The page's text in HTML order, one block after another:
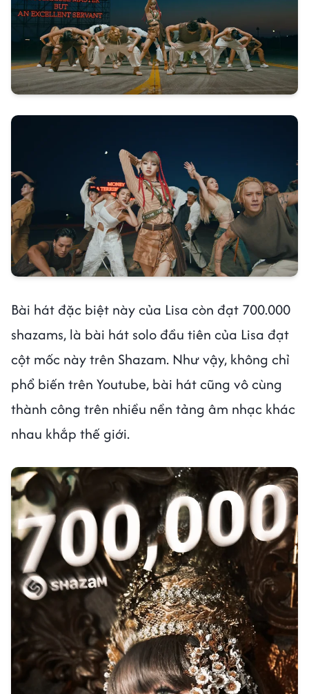
Bài hát đặc biệt này của Lisa còn đạt 700.000
shazams, là bài hát solo đầu tiên của Lisa đạt
cột mốc này trên Shazam. Như vậy, không chỉ
phổ biến trên Youtube, bài hát cũng vô cùng
thành công trên nhiều nền tảng âm nhạc khác
nhau khắp thế giới.